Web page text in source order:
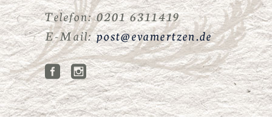
Telefon: 0201 6311419
E-Mail:post@evamertzen.de